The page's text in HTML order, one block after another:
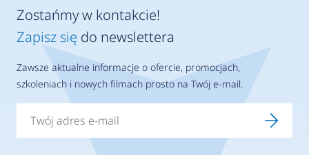
Zostańmy w kontakcie!
Zapisz się do newslettera
Zawsze aktualne informacje o ofercie, promocjach,
szkoleniach i nowych filmach prosto na Twój e-mail.